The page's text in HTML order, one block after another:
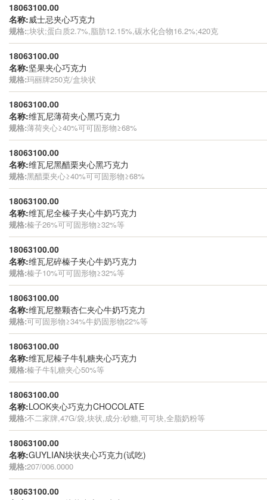
18063100.00
名称:威士忌夹心巧克力
规格:;块状;蛋白质2.7%,脂肪12.15%,碳水化合物16.2%;420克
18063100.00
名称:坚果夹心巧克力
规格:玛丽牌250克/盒块状
18063100.00
名称:维瓦尼薄荷夹心黑巧克力
规格:薄荷夹心≥40%可可固形物≥68%
18063100.00
名称:维瓦尼黑醋栗夹心黑巧克力
规格:黑醋栗夹心≥40%可可固形物≥68%
18063100.00
名称:维瓦尼全榛子夹心牛奶巧克力
规格:榛子26%可可固形物≥32%等
18063100.00
名称:维瓦尼碎榛子夹心牛奶巧克力
规格:榛子10%可可固形物≥32%等
18063100.00
名称:维瓦尼整颗杏仁夹心牛奶巧克力
规格:可可固形物≥34%牛奶固形物22%等
18063100.00
名称:维瓦尼榛子牛轧糖夹心巧克力
规格:榛子牛轧糖夹心50%等
18063100.00
名称:LOOK夹心巧克力CHOCOLATE
规格:不二家牌,47G/袋,块状,成分:砂糖,可可块,全脂奶粉等
18063100.00
名称:GUYLIAN块状夹心巧克力(试吃)
规格:207/006.0000
18063100.00